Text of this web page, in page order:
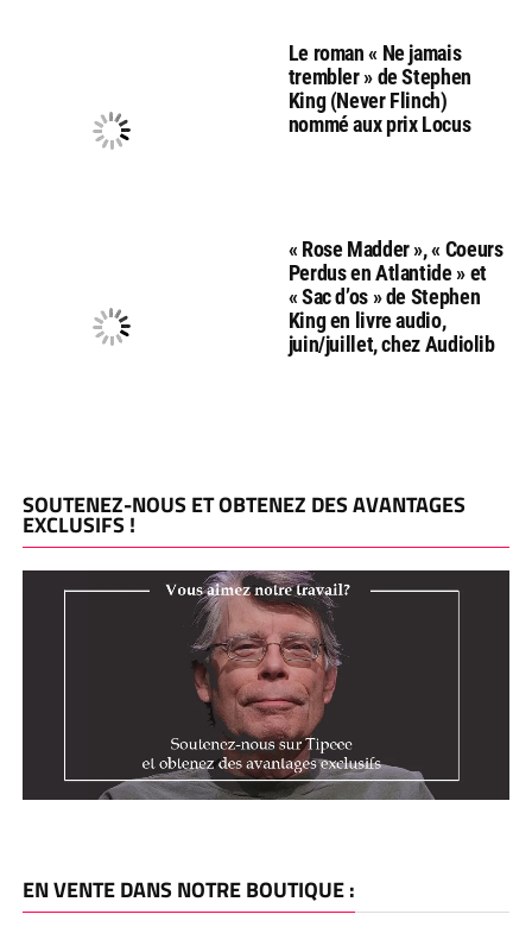
Le roman « Ne jamais
trembler » de Stephen
King (Never Flinch)
nommé aux prix Locus
« Rose Madder », « Coeurs
Perdus en Atlantide » et
« Sac d’os » de Stephen
King en livre audio,
juin/juillet, chez Audiolib
SOUTENEZ-NOUS ET OBTENEZ DES AVANTAGES
EXCLUSIFS !
EN VENTE DANS NOTRE BOUTIQUE :